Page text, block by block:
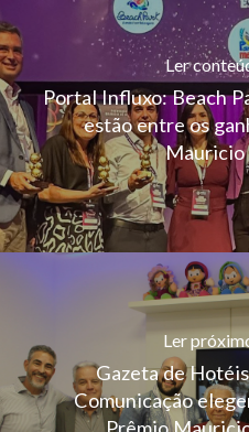
Ler
Portal Influxo: Beach
estão entre os
Mauricio
Ler
Gazeta de
Comunicação
Prêmio